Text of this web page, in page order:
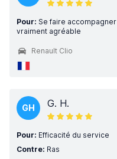
Pour: Se faire
vraiment agréable
Renault Clio
GH G. H.
Pour: Efficacité du service
Contre: Ras